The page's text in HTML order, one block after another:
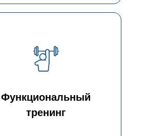
Функциональный
тренинг